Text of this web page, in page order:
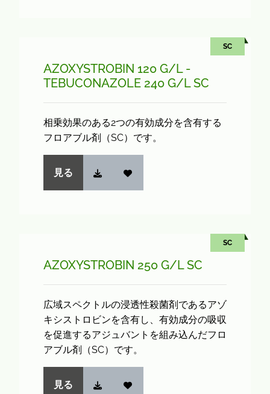
AZOXYSTROBIN 120 G/L -
TEBUCONAZOLE 240 G/L SC
相乗効果のある2つの有効成分を含有する
フロアブル剤（SC）です。
見る
SC
AZOXYSTROBIN 250 G/L SC
広域スペクトルの浸透性殺菌剤であるアゾ
キシストロビンを含有し、有効成分の吸収
を促進するアジュバントを組み込んだフロ
アブル剤（SC）です。
見る
SC